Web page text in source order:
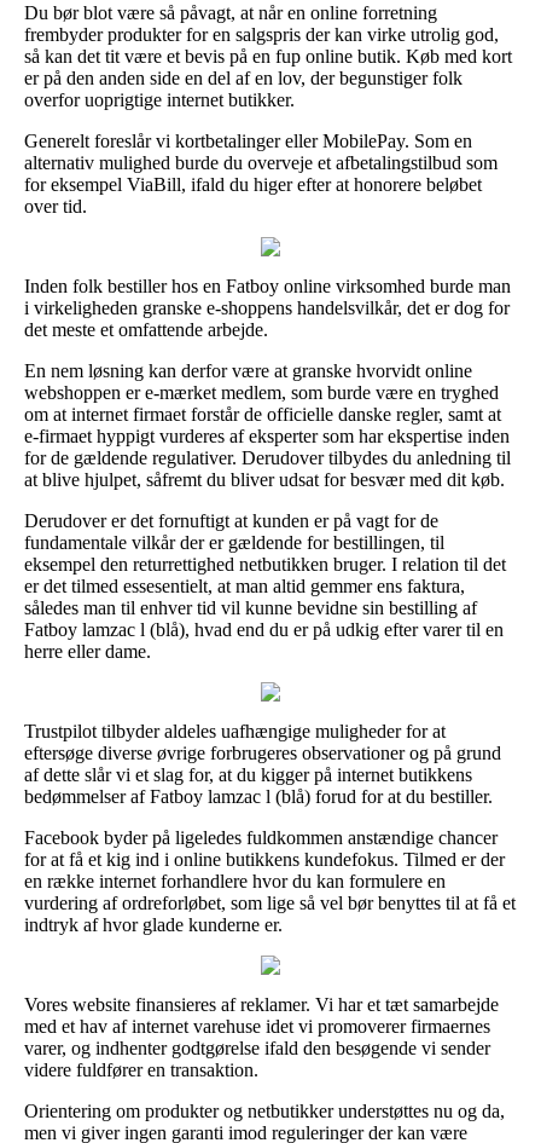
Du bør blot være så påvagt, at når en online forretning
frembyder produkter for en salgspris der kan virke utrolig god,
så kan det tit være et bevis på en fup online butik. Køb med kort
er på den anden side en del af en lov, der begunstiger folk
overfor uoprigtige internet butikker.
Generelt foreslår vi kortbetalinger eller MobilePay. Som en
alternativ mulighed burde du overveje et afbetalingstilbud som
for eksempel ViaBill, ifald du higer efter at honorere beløbet
over tid.
Inden folk bestiller hos en Fatboy online virksomhed burde man
i virkeligheden granske e-shoppens handelsvilkår, det er dog for
det meste et omfattende arbejde.
En nem løsning kan derfor være at granske hvorvidt online
webshoppen er e-mærket medlem, som burde være en tryghed
om at internet firmaet forstår de officielle danske regler, samt at
e-firmaet hyppigt vurderes af eksperter som har ekspertise inden
for de gældende regulativer. Derudover tilbydes du anledning til
at blive hjulpet, såfremt du bliver udsat for besvær med dit køb.
Derudover er det fornuftigt at kunden er på vagt for de
fundamentale vilkår der er gældende for bestillingen, til
eksempel den returrettighed netbutikken bruger. I relation til det
er det tilmed essesentielt, at man altid gemmer ens faktura,
således man til enhver tid vil kunne bevidne sin bestilling af
Fatboy lamzac l (blå), hvad end du er på udkig efter varer til en
herre eller dame.
Trustpilot tilbyder aldeles uafhængige muligheder for at
eftersøge diverse øvrige forbrugeres observationer og på grund
af dette slår vi et slag for, at du kigger på internet butikkens
bedømmelser af Fatboy lamzac l (blå) forud for at du bestiller.
Facebook byder på ligeledes fuldkommen anstændige chancer
for at få et kig ind i online butikkens kundefokus. Tilmed er der
en række internet forhandlere hvor du kan formulere en
vurdering af ordreforløbet, som lige så vel bør benyttes til at få et
indtryk af hvor glade kunderne er.
Vores website finansieres af reklamer. Vi har et tæt samarbejde
med et hav af internet varehuse idet vi promoverer firmaernes
varer, og indhenter godtgørelse ifald den besøgende vi sender
videre fuldfører en transaktion.
Orientering om produkter og netbutikker understøttes nu og da,
men vi giver ingen garanti imod reguleringer der kan være